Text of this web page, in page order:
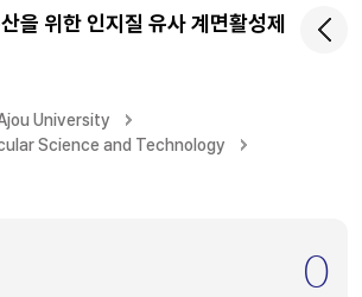
을 위한 인지질 유사 계면활성제
University
Science and Technology
0